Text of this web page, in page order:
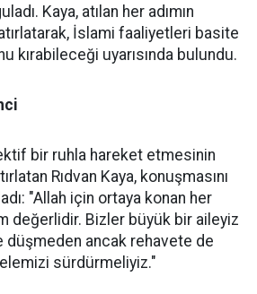
Kaya, atılan her adımın
İslami faaliyetleri basite
kırabileceği uyarısında bulundu.
bir ruhla hareket etmesinin
Rıdvan Kaya, konuşmasını
"Allah için ortaya konan her
değerlidir. Bizler büyük bir aileyiz
düşmeden ancak rehavete de
sürdürmeliyiz."